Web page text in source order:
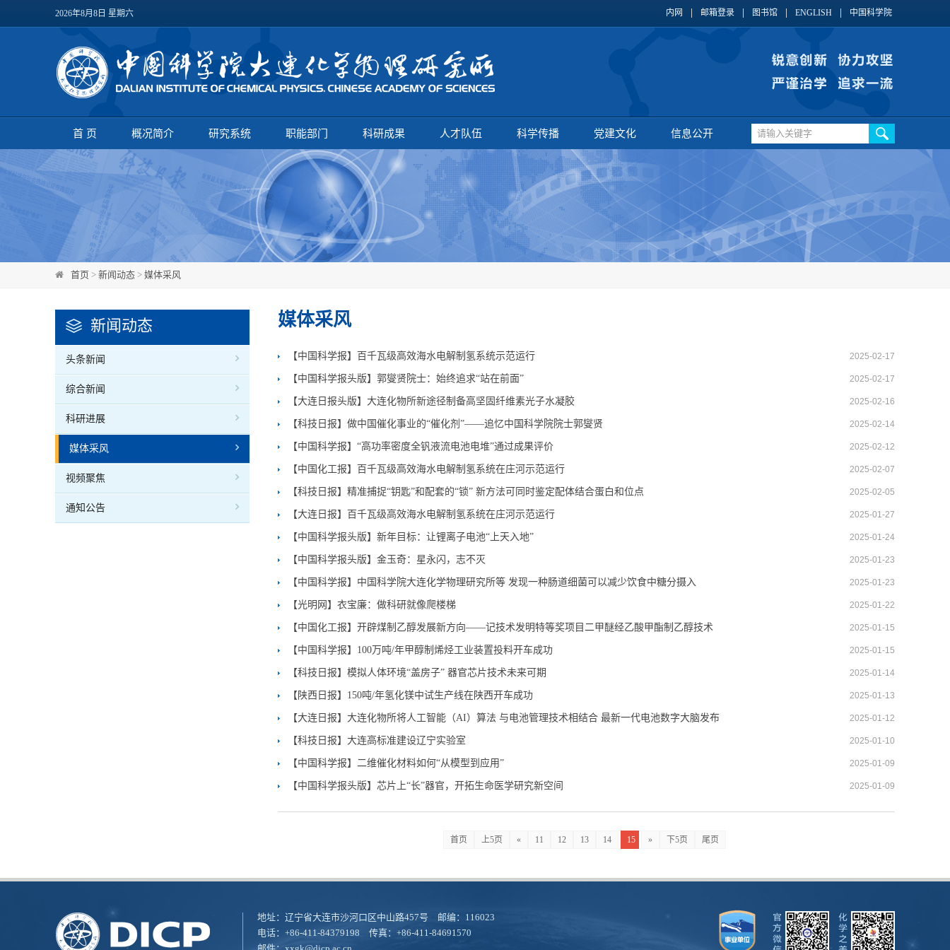
2026年8月8日 星期六 内网 邮箱登录 图书馆 ENGLISH 中国科学院
首 页 概况简介 研究系统 职能部门 科研成果 人才队伍 科学传播 党建文化 信息公开
首页 > 新闻动态 > 媒体采风
新闻动态
头条新闻
综合新闻
科研进展
媒体采风
视频聚焦
通知公告
媒体采风
2025-02-17
【中国科学报】百千瓦级高效海水电解制氢系统示范运行
2025-02-17
【中国科学报头版】郭燮贤院士：始终追求“站在前面”
2025-02-16
【大连日报头版】大连化物所新途径制备高坚固纤维素光子水凝胶
2025-02-14
【科技日报】做中国催化事业的“催化剂”——追忆中国科学院院士郭燮贤
2025-02-12
【中国科学报】“高功率密度全钒液流电池电堆”通过成果评价
2025-02-07
【中国化工报】百千瓦级高效海水电解制氢系统在庄河示范运行
2025-02-05
【科技日报】精准捕捉“钥匙”和配套的“锁” 新方法可同时鉴定配体结合蛋白和位点
2025-01-27
【大连日报】百千瓦级高效海水电解制氢系统在庄河示范运行
2025-01-24
【中国科学报头版】新年目标：让锂离子电池“上天入地”
2025-01-23
【中国科学报头版】金玉奇：星永闪，志不灭
2025-01-23
【中国科学报】中国科学院大连化学物理研究所等 发现一种肠道细菌可以减少饮食中糖分摄入
2025-01-22
【光明网】衣宝廉：做科研就像爬楼梯
2025-01-15
【中国化工报】开辟煤制乙醇发展新方向——记技术发明特等奖项目二甲醚经乙酸甲酯制乙醇技术
2025-01-15
【中国科学报】100万吨/年甲醇制烯烃工业装置投料开车成功
2025-01-14
【科技日报】模拟人体环境“盖房子” 器官芯片技术未来可期
2025-01-13
【陕西日报】150吨/年氢化镁中试生产线在陕西开车成功
2025-01-12
【大连日报】大连化物所将人工智能（AI）算法 与电池管理技术相结合 最新一代电池数字大脑发布
2025-01-10
【科技日报】大连高标准建设辽宁实验室
2025-01-09
【中国科学报】二维催化材料如何“从模型到应用”
2025-01-09
【中国科学报头版】芯片上“长”器官，开拓生命医学研究新空间
首页 上5页 « 11 12 13 14 15 » 下5页 尾页
地址：辽宁省大连市沙河口区中山路457号 邮编：116023
电话：+86-411-84379198 传真：+86-411-84691570